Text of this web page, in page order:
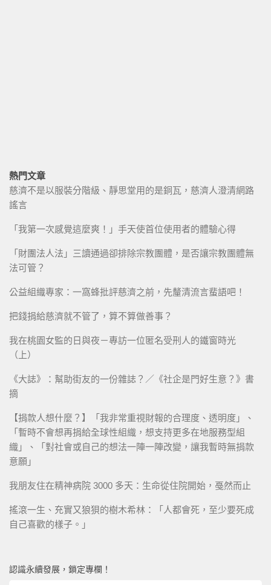
熱門文章
慈濟不是以服裝分階級、靜思堂用的是銅瓦，慈濟人澄清網路
謠言
「我第一次感覺這麼爽！」手天使首位使用者的體驗心得
「財團法人法」三讀通過卻排除宗教團體，是否讓宗教團體無
法可管？
公益組織專家：一窩蜂批評慈濟之前，先釐清流言蜚語吧！
把錢捐給慈濟就不管了，算不算做善事？
我在桃園女監的日與夜－專訪一位匿名受刑人的鐵窗時光
（上）
《大誌》：幫助街友的一份雜誌？／《社企是門好生意？》書
摘
【捐款人想什麼？】「我非常重視財報的合理度、透明度」、
「暫時不會想再捐給全球性組織，想支持更多在地服務型組
織」、「對社會或自己的想法一陣一陣改變，讓我暫時無捐款
意願」
我朋友住在精神病院 3000 多天：生命從住院開始，戞然而止
搖滾一生、充實又狼狽的樹木希林：「人都會死，至少要死成
自己喜歡的樣子。」
認識永續發展，鎖定專欄！